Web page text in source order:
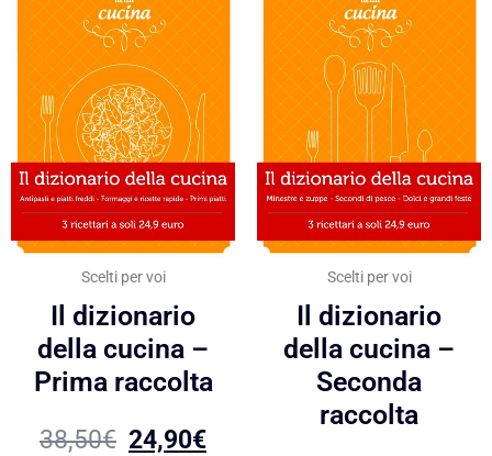
Scelti per voi
Il dizionario
della cucina –
Prima raccolta
38,50€ 24,90€
Scelti per voi
Il dizionario
della cucina –
Seconda
raccolta